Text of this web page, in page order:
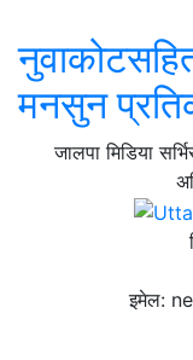
मनसुन
जालपा मिडिया
इमेल: